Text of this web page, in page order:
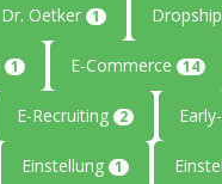
Dr. Oetker 1
1 E-Commerce 14
E-Recruiting 2
Einstellung 1